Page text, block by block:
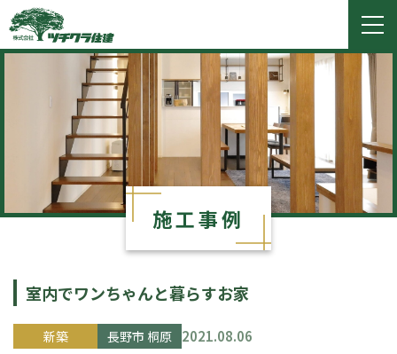
施工事例
室内でワンちゃんと暮らすお家
新築 長野市 桐原 2021.08.06